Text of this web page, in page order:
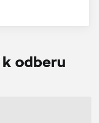
odberu